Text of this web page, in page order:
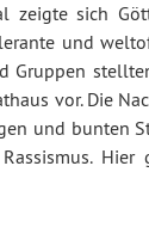
zeigte sich
und
Gruppen
vor. Die
und bunten